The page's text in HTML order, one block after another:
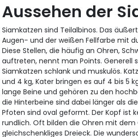
Aussehen der
Siamkatzen sind Teilalbinos. Das
Augen- und der weißen Fellfarbe mit
Diese Stellen, die häufig an Ohren,
auftreten, nennt man Points. Generell
Siamkatzen schlank und muskulös.
und 4 kg, Kater bringen es auf 4 bis 5
lange Beine und gehören zu den
die Hinterbeine sind dabei länger als
Pfoten sind oval geformt. Der Kopf ist
rundlich. Oft bilden die Ohren mit dem
gleichschenkliges Dreieck. Die